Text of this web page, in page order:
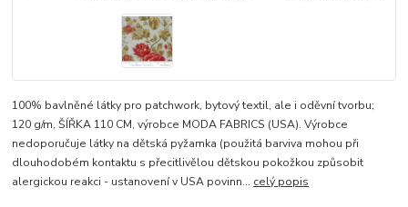
100% bavlněné látky pro patchwork, bytový textil, ale i oděvní tvorbu;
120 g/m, ŠÍŘKA 110 CM, výrobce MODA FABRICS (USA). Výrobce
nedoporučuje látky na dětská pyžamka (použitá barviva mohou při
dlouhodobém kontaktu s přecitlivělou dětskou pokožkou způsobit
alergickou reakci - ustanovení v USA povinn... celý popis